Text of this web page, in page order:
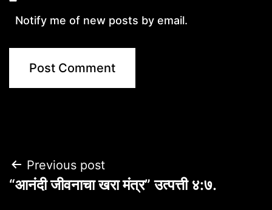
Notify me of new posts by email.
Post
navigation
Previous post
“आनंदी जीवनाचा खरा मंत्र” उत्पत्ती ४:७.